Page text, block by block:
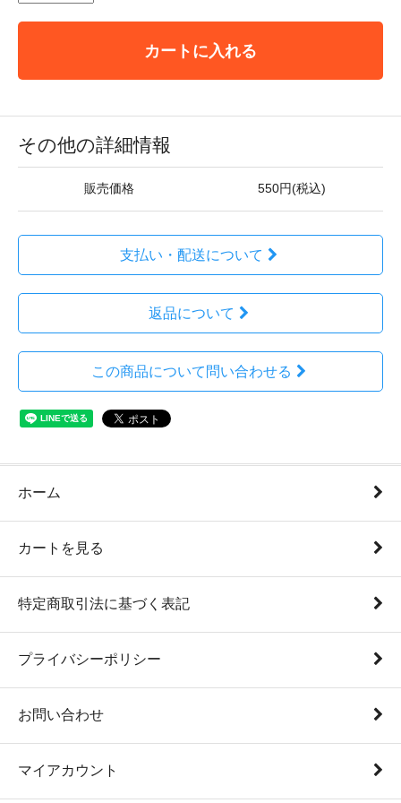
カートに入れる
その他の詳細情報
販売価格 550円(税込)
支払い・配送について
返品について
この商品について問い合わせる
ホーム
カートを見る
特定商取引法に基づく表記
プライバシーポリシー
お問い合わせ
マイアカウント